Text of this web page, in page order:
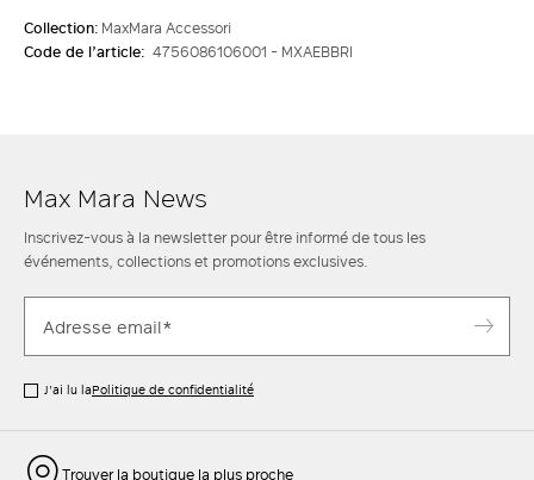
Collection: MaxMara Accessori
Code de l’article: 4756086106001 - MXAEBBRI
Max Mara News
Inscrivez-vous à la newsletter pour être informé de tous les
événements, collections et promotions exclusives.
J’ai lu laPolitique de confidentialité
Trouver la boutique la plus proche